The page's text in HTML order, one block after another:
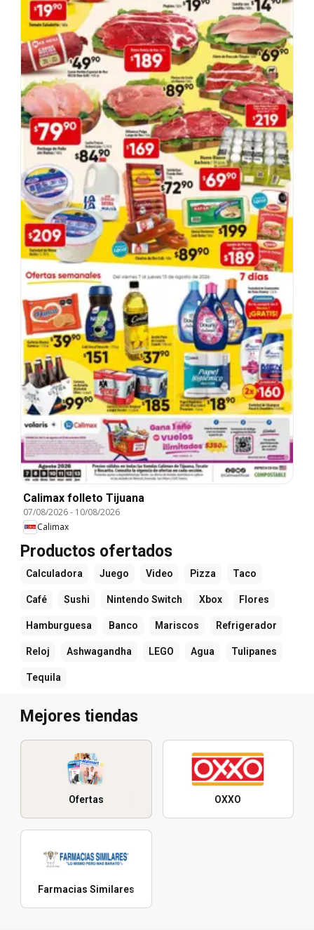
Calimax folleto Tijuana
07/08/2026- 10/08/2026
Calimax
Productos ofertados
Calculadora Juego Video Pizza Taco
Café Sushi Nintendo Switch Xbox Flores
Hamburguesa Banco Mariscos Refrigerador
Reloj Ashwagandha LEGO Agua Tulipanes
Tequila
Mejores tiendas
Ofertas OXXO
Farmacias Similares